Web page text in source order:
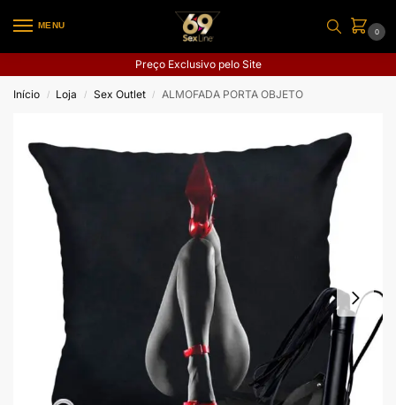
MENU
0
Preço Exclusivo pelo Site
Início / Loja / Sex Outlet / ALMOFADA PORTA OBJETO